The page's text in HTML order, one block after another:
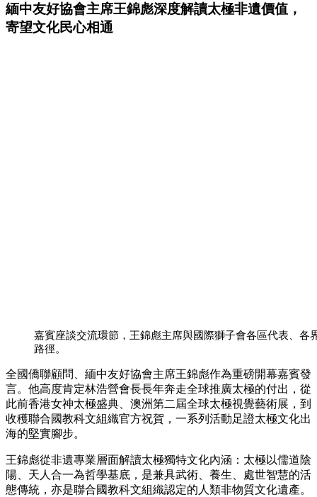
緬中友好協會主席王錦彪深度解讀太極非遺價值，
寄望文化民心相通
嘉賓座談交流環節，王錦彪主席與國際獅子會各區代表、各
路徑。
全國僑聯顧問、緬中友好協會主席王錦彪作為重磅開幕嘉賓發
言。他高度肯定林浩營會長長年奔走全球推廣太極的付出，從
此前香港女神太極盛典、澳洲第二屆全球太極視覺藝術展，到
收穫聯合國教科文組織官方祝賀，一系列活動足證太極文化出
海的堅實腳步。
王錦彪從非遺專業層面解讀太極獨特文化內涵：太極以儒道陰
陽、天人合一為哲學基底，是兼具武術、養生、處世智慧的活
態傳統，亦是聯合國教科文組織認定的人類非物質文化遺產。